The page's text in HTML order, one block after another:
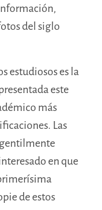
del siglo
estudiosos es la
este
más
Las
en que
de estos